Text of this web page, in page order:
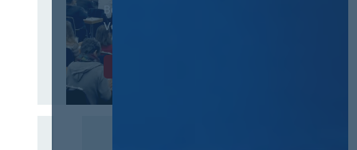
Beschaffungswesen und
Vergaberecht